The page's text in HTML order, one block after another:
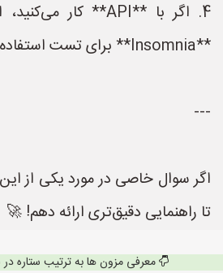
**Insomnia** برای تست استفاده کنید.
---
اگر سوال خاصی در مورد یکی از این
تا راهنمایی دقیق‌تری ارائه دهم! 🚀
معرفی مزون ها به ترتیب ستاره